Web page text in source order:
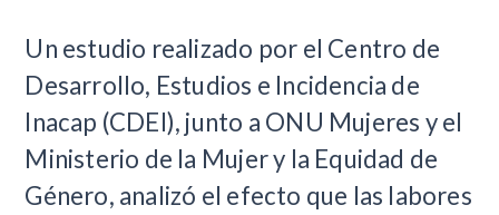
​Un estudio realizado por el Centro de
Desarrollo, Estudios e Incidencia de
Inacap (CDEI), junto a ONU Mujeres y el
Ministerio de la Mujer y la Equidad de
Género, analizó el efecto que las labores